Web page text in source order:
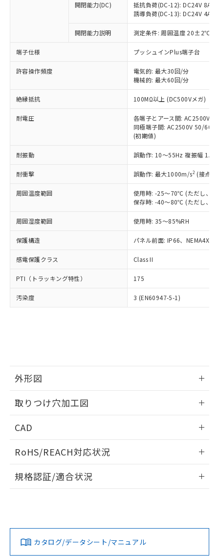
開閉能力(DC)
抵抗負荷(DC-12): DC24V 8A/
誘導負荷(DC-13): DC24V 4A/
開閉能力説明 測定条件: 周囲温度 20±2℃、
端子仕様 プッシュインPlus端子台
許容操作頻度
電気的: 最大30回/分
機械的: 最大60回/分
絶縁抵抗 100MΩ以上 (DC500Vメガ)
耐電圧
各端子とアース間: AC2500V
同極端子間: AC2500V 50/
(初期値)
耐振動 誤動作: 10～55Hz 複振幅
耐衝撃 誤動作: 最大1000m/s2 (接点
周囲温度範囲
使用時: -25～70℃ (ただし、氷
保存時: -40～80℃ (ただし、氷
周囲湿度範囲 使用時: 35～85%RH
保護構造 パネル前面: IP66、NEMA4X,
感電保護クラス Class II
PTI（トラッキング特性） 175
汚染度 3 (EN60947-5-1)
外形図
取りつけ穴加工図
CAD
ドすることができます。
ログイン/会員登録
ダウンロードデータをご利用いただく前に、以下を必ずお読
みください。
ソフトウェアの使用条件
RoHS/REACH対応状況
EU RoHS 注意事項・凡例
対応済み
規格認証/適合状況
カタログ/データシート/マニュアル
以下の条件をお読みいただき、同意のうえ
ご利用ください。
本サービスは、当社制御機器事業取扱
商品の当社在庫状況および標準価格
(税抜)を提供させていただくもので
当社制御機器事業取扱商品の中には、
本サービスの対象外となる商品もある
ことをご了承ください。
在庫状況および標準価格照会結果は、
記載している更新日時点での社内デー
タに基づき作成されるものであり、閲
覧された時点での実際の在庫および標
準価格とは異なる場合があることをご
正式な納期状況および標準価格はお客
様のお取引先、またはお客様担当のオ
ムロン制御機器販売店・当社販売員に
オムロン制御機器販売店や当社販売拠
販売ネットワーク
」をご確認
在庫状況および標準価格結果を当社の
事前の承諾なく第三者に漏洩または開
示しないようお願いします。
マイパーツ機能（部品リスト作成サー
ビス）をご利用いただくには、I-Web
品・サービスに関するお客様との取
の共同利用に関して"
用者の範囲」に記載されている法人を
対応予定なし：EU RoHS指令（10物質）の
非含有に非対応の商品で、対応品を出す予
調査・確認中：EU RoHS指令（10物質）の
非含有の対応状況を調査中または確認中の
商品です。
非該当品：ライセンス料など無形物で、有
害物質有無と関係のない商品です。
仕入先様の事情により、非含有部品として
いたものが、含有品と判明した場合などや
むを得ず変更することがあります。
鉛(Pb) 1000ppm以下、 水銀(Hg) 1000ppm以下、 カド
六価クロム(Cr(Ⅵ)) 1000ppm以下、ポリ臭化ビフェニル
類(PBB) 1000ppm以下、ポリ臭化ジフェニルエーテル類
ルベンジル（BBP） 1000ppm以下、フタル酸ジブチル
（DBP） 1000ppm以下、フタル酸ジイソブチル
但し、RoHS指令で産業用監視および制御機器に対する
適用除外項目は除く。
フタル酸エステル類の４物質については閾値を超える意
図的な使用がないことを確認しています。
部品在庫の切り替え状況などにより、予定
月が前後することがあります。
EU RoHS指令（10物質）の非含有証明書
51物質の非含有証明書（当社基準）
※本証明書は発行日時点で非含有を証明す
物質の対応では、対応完了までの期間は出
荷製品に未対応品が混在することから備考
欄に対応日を記載しておりました。
既に当社にて対応品への在庫切替を完了
「○」：最大均質材料含有率が中国RoHSの
基準値以下であることを示します。
「×」：最大均質材料含有率が中国RoHSの
基準値を超えていることを示します。
「－」：未確認です。当社販売部門へお問
*中国RoHS10物質の基準値 (GB/T26572)：
Pb(鉛) :1000ppm、 Hg(水銀) : 1000ppm、 Cd(カドミウ
Cr(Ⅵ)(六価クロム) : 1000ppm、 PBBs(ポリ臭化ビフェ
ニル類) : 1000ppm、 PBDEs(ポリ臭化ジフェニルエーテ
ル類) : 1000ppm、
DBP(フタル酸ジブチル) : 1000ppm、 DIBP(フタル酸ジ
イソブチル) : 1000ppm、 BBP(フタル酸ブチルベンジ
DEHP(フタル酸ビス(2-エチルヘキシル)) : 1000ppm
「ｅ」：有害物質（10物質）のすべてが基
準値以下であることを示します。
「10」：通常の使用状況下において有害物
質が外部に漏えいし、環境に深刻な影響を
及ぼさない年数を意味します。
当社は、これら貴社製品のうち、外国
為替および外国貿易法に定める商品
（以下｢規制貨物等」という）を輸出
または国外への提供する場合は、日本
国政府の輸出許可(または役務取引許
可)を取得するなどの必要な手続きを
当社は規制貨物を破棄する場合は、完
全に破砕するなど、違法に輸出されな
いよう必要な手段を講じます。
当社は貴社製品を、核兵器、ミサイ
ル、化学兵器、生物兵器またはその他
武器並びにこれらの製造装置等に一切
当社は、貴社製品を第三者に販売する
場合は、上記1、2および3の内容を当
該第三者に通知します。また当社は、
販売先および販売に係わる関係者が違
法に輸出するおそれがある場合は、取
り引きをいたしません。
一定数以上の在庫あり
一定数には満たないが在庫あり
在庫なし(最新の在庫状況につ
いては、お客様のお取引先、ま
たはお客様担当のオムロン制御
機器販売店・当社販売員にご確
受注生産機種、また在庫状況の
情報を公開していない機種